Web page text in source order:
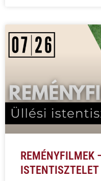
REMÉNYFILMEK
ISTENTISZTELET